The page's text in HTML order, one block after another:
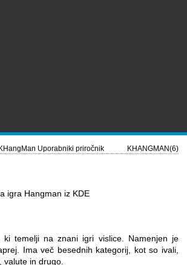
Uporabniki priročnik KHANGMAN(6)
igra Hangman iz KDE
ki temelji na znani igri vislice. Namenjen je
Ima več besednih kategorij, kot so ivali,
valute in drugo.